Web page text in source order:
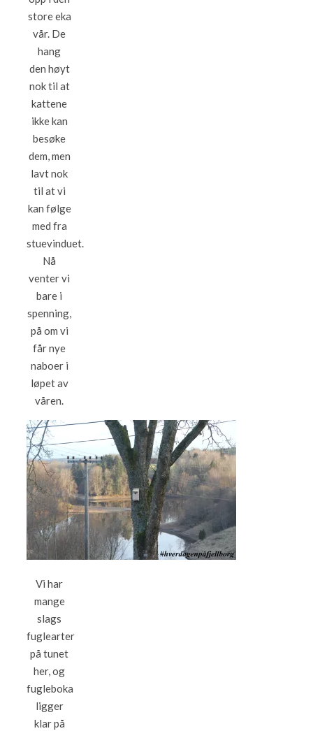
store eka
vår. De
hang
den høyt
nok til at
kattene
ikke kan
besøke
dem, men
lavt nok
til at vi
kan følge
med fra
stuevinduet.
Nå
venter vi
bare i
spenning,
på om vi
får nye
naboer i
løpet av
våren.
Vi har
mange
slags
fuglearter
på tunet
her, og
fugleboka
ligger
klar på